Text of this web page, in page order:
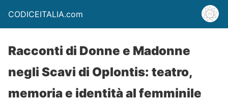
CODICEITALIA.com
Racconti di Donne e Madonne
negli Scavi di Oplontis: teatro,
memoria e identità al femminile